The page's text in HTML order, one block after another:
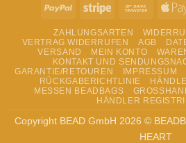
PayPal Stripe
Bank
ZAHLUNGSARTEN
VERTRAG WIDERRUFEN
AGB
VERSAND
MEIN KONTO
KONTAKT UND
GARANTIE/RETOUREN
IMPRESSUM
RÜCKGABERICHTLINIE
MESSEN BEADBAGS
HÄNDLER
Copyright BEAD GmbH 2026 ©
HEART